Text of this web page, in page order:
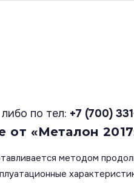
по тел: +7 (700)
от «Металон
методом